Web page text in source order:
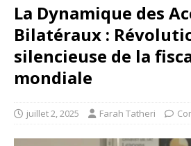
La Dynamique des
Bilatéraux :
silencieuse de la
mondiale
juillet 2, 2025 Farah Tatheri